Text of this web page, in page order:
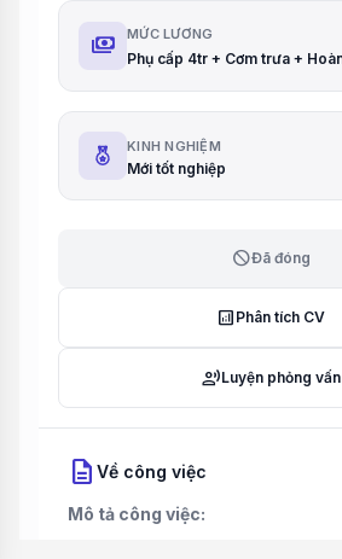
payments MỨC LƯƠNG
KINH NGHIỆM
Mới tốt nghiệp
blockĐã đóng
analytics Phân tích CV
record_voice_overLuyện phỏng vấn
description Về công việc
Mô tả công việc: